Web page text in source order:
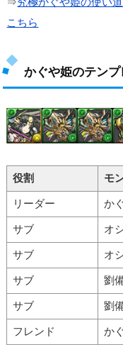
こちら
かぐや姫のテン
役割 モ
リーダー か
サブ オ
サブ オ
サブ 劉
サブ 劉
フレンド か